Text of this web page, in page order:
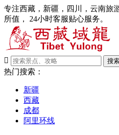
专注西藏，新疆，四川，云南旅
所值， 24小时客服贴心服务。

搜
热门搜索：
新疆
西藏
成都
阿里环线